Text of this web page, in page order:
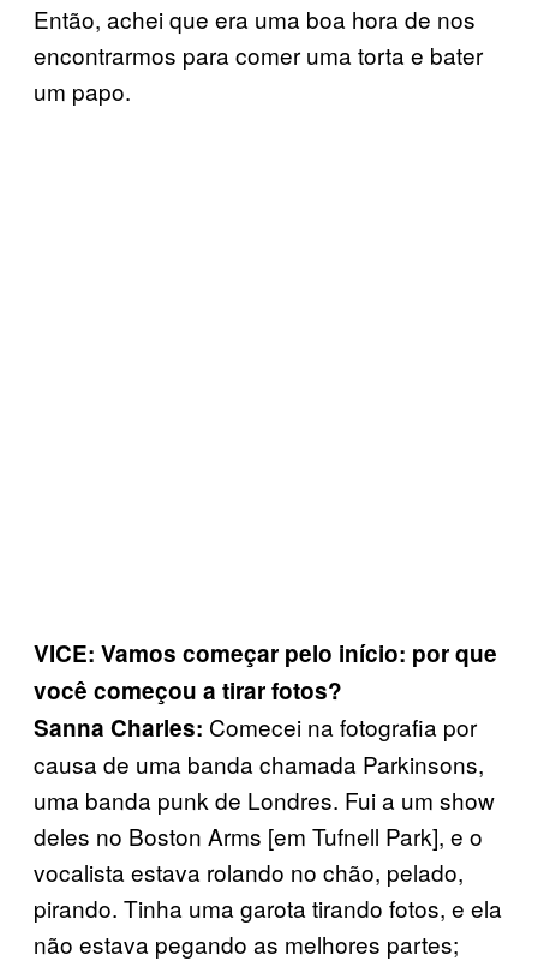
Então, achei que era uma boa hora de nos
encontrarmos para comer uma torta e bater
um papo.
VICE: Vamos começar pelo início: por que
você começou a tirar fotos?
Sanna Charles: Comecei na fotografia por
causa de uma banda chamada Parkinsons,
uma banda punk de Londres. Fui a um show
deles no Boston Arms [em Tufnell Park], e o
vocalista estava rolando no chão, pelado,
pirando. Tinha uma garota tirando fotos, e ela
não estava pegando as melhores partes;